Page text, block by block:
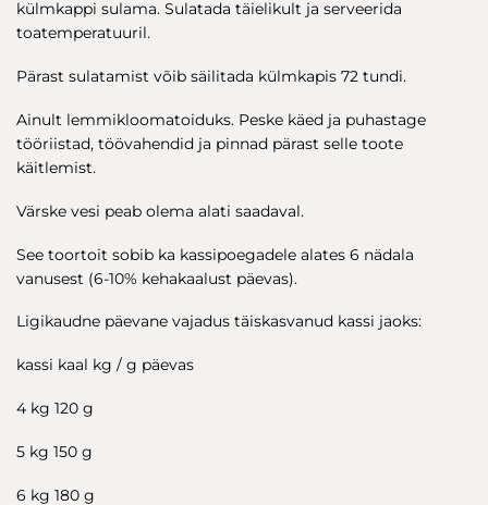
külmkappi sulama. Sulatada täielikult ja serveerida
toatemperatuuril.
Pärast sulatamist võib säilitada külmkapis 72 tundi.
Ainult lemmikloomatoiduks. Peske käed ja puhastage
tööriistad, töövahendid ja pinnad pärast selle toote
käitlemist.
Värske vesi peab olema alati saadaval.
See toortoit sobib ka kassipoegadele alates 6 nädala
vanusest (6-10% kehakaalust päevas).
Ligikaudne päevane vajadus täiskasvanud kassi jaoks:
kassi kaal kg / g päevas
4 kg 120 g
5 kg 150 g
6 kg 180 g